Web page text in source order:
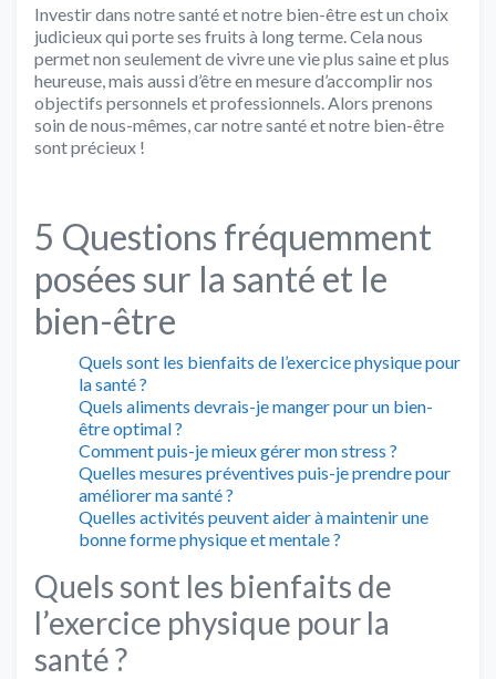
Investir dans notre santé et notre bien-être est un choix
judicieux qui porte ses fruits à long terme. Cela nous
permet non seulement de vivre une vie plus saine et plus
heureuse, mais aussi d’être en mesure d’accomplir nos
objectifs personnels et professionnels. Alors prenons
soin de nous-mêmes, car notre santé et notre bien-être
sont précieux !
5 Questions fréquemment
posées sur la santé et le
bien-être
Quels sont les bienfaits de l’exercice physique pour
la santé ?
Quels aliments devrais-je manger pour un bien-
être optimal ?
Comment puis-je mieux gérer mon stress ?
Quelles mesures préventives puis-je prendre pour
améliorer ma santé ?
Quelles activités peuvent aider à maintenir une
bonne forme physique et mentale ?
Quels sont les bienfaits de
l’exercice physique pour la
santé ?